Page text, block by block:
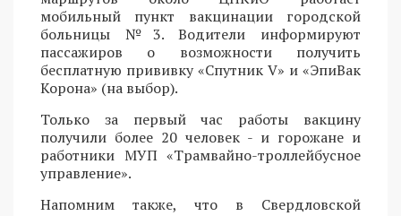
мобильный пункт вакцинации городской
больницы №3. Водители информируют
пассажиров о возможности получить
бесплатную прививку «Спутник V» и «ЭпиВак
Корона» (на выбор).
Только за первый час работы вакцину
получили более 20 человек - и горожане и
работники МУП «Трамвайно-троллейбусное
управление».
Напомним также, что в Свердловской